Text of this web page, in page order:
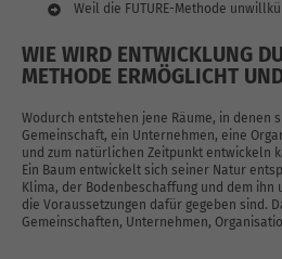
Weil die FUTURE-Methode
WIE WIRD ENTWICKLUNG
METHODE ERMÖGLICHT
Wodurch entstehen jene Räume, in denen
Gemeinschaft, ein Unternehmen, eine
und zum natürlichen Zeitpunkt entwickeln
Ein Baum entwickelt sich seiner Natur
Klima, der Bodenbeschaffung und dem ihn
die Voraussetzungen dafür gegeben sind.
Gemeinschaften, Unternehmen,